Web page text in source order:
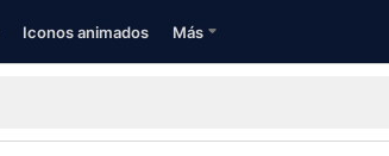
Iconos animados Más